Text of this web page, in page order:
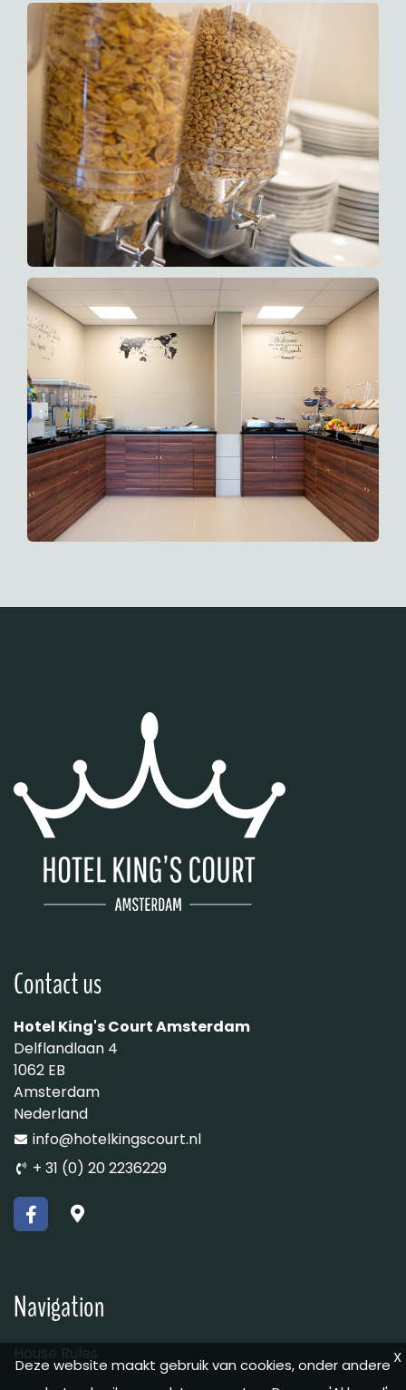
Contact us
Hotel King's Court Amsterdam
Delflandlaan 4
1062 EB
Amsterdam
Nederland
info@hotelkingscourt.nl
+ 31 (0) 20 2236229
Navigation
Deze website maakt gebruik van cookies, onder andere X